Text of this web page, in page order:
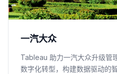
一汽大众
Tableau 助力一汽大众升级管
数字化转型，构建数据驱动的